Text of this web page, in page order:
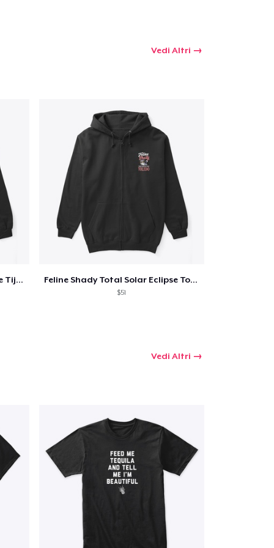
Vedi Altri
Feline Shady Total Solar Eclipse Tijuana Feline Shady Total Solar Eclipse Toledo
$51
Vedi Altri